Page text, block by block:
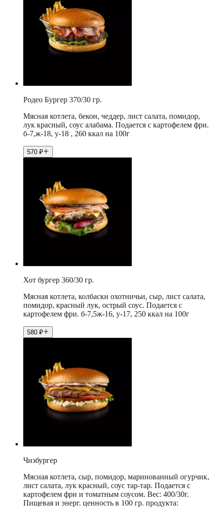
Родео Бургер 370/30 гр.
Мясная котлета, бекон, чеддер, лист салата, помидор,
лук красный, соус алабама. Подается с картофелем фри.
б-7,ж-18, у-18 , 260 ккал на 100г
570 ₽
Хот бургер 360/30 гр.
Мясная котлета, колбаски охотничьи, сыр, лист салата,
помидор, красный лук, острый соус. Подается с
картофелем фри. б-7,5ж-16, у-17, 250 ккал на 100г
580 ₽
Чизбургер
Мясная котлета, сыр, помидор, маринованный огурчик,
лист салата, лук красный, соус тар-тар. Подается с
картофелем фри и томатным соусом. Вес: 400/30г.
Пищевая и энерг. ценность в 100 гр. продукта: